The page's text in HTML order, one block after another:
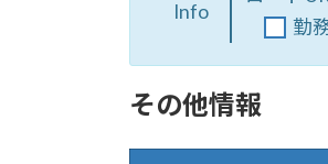
Info
勤
その他情報